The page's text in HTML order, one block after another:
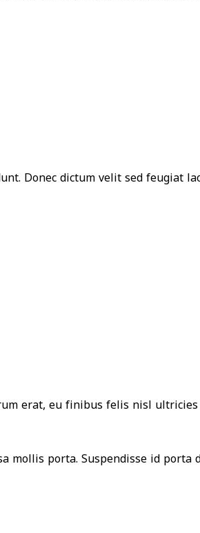
Donec dictum velit sed feugiat
erat, eu finibus felis nisl
mollis porta. Suspendisse id porta